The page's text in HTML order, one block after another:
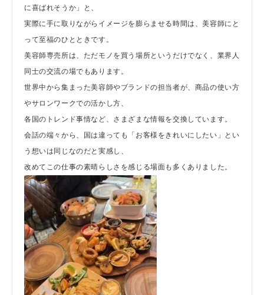
に喜ばれそうか」と、
実際に手に取りながらイメージを膨らませる時間は、美容師にと
って至福のひとときです。
美容師専売所は、ただモノを買う場所というだけでなく、業界人
同士の交流の場でもあります。
世界中から集まった美容師やブランドの担当者が、商品の使い方
やサロンワークでの活かし方、
各国のトレンド事情など、さまざまな情報を交換しています。
会話の端々から、国は違っても「お客様をきれいにしたい」とい
う想いは同じなのだと実感し、
改めてこの仕事の素晴らしさを感じる場面も多くありました。